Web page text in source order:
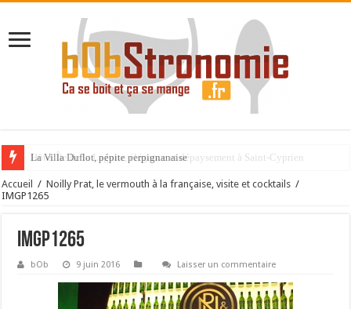
La Villa Duflot, pépite perpignanaise
Accueil / Noilly Prat, le vermouth à la française, visite et cocktails /
IMGP1265
IMGP1265
bOb 9 juin 2016 Laisser un commentaire